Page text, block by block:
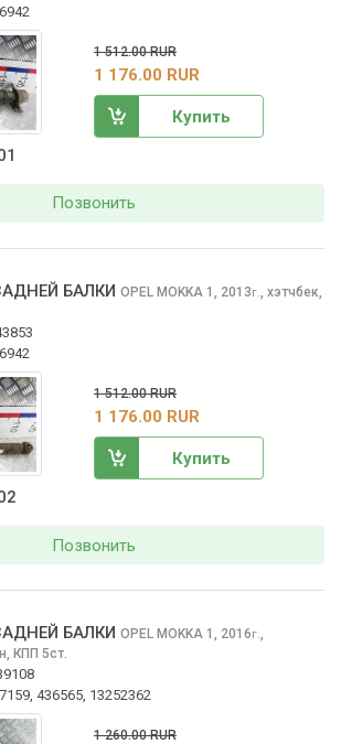
1 512.00 RUR
1 176.00 RUR
Купить
Позвонить
БАЛКИ OPEL MOKKA 1, 2013г.
хэтчбек,
1 512.00 RUR
1 176.00 RUR
Купить
Позвонить
БАЛКИ OPEL MOKKA 1, 2016г.
КПП 5ст.
436565, 13252362
1 260.00 RUR